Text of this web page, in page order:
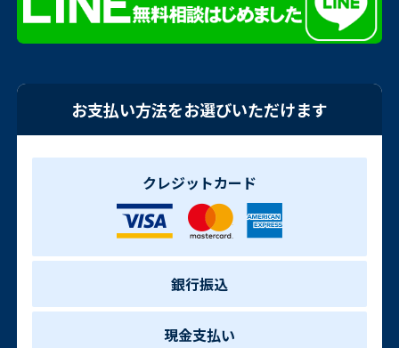
お支払い方法をお選びいただけます
クレジットカード
銀行振込
現金支払い